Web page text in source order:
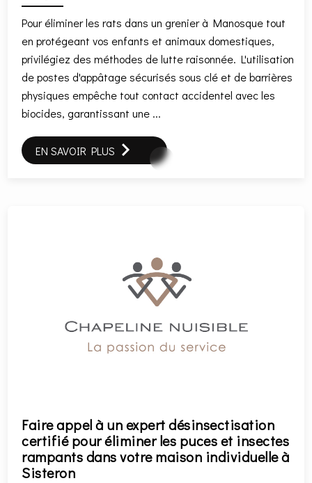
Pour éliminer les rats dans un grenier à Manosque tout
en protégeant vos enfants et animaux domestiques,
privilégiez des méthodes de lutte raisonnée. L'utilisation
de postes d'appâtage sécurisés sous clé et de barrières
physiques empêche tout contact accidentel avec les
biocides, garantissant une ...
EN SAVOIR PLUS
Faire appel à un expert désinsectisation
certifié pour éliminer les puces et insectes
rampants dans votre maison individuelle à
Sisteron